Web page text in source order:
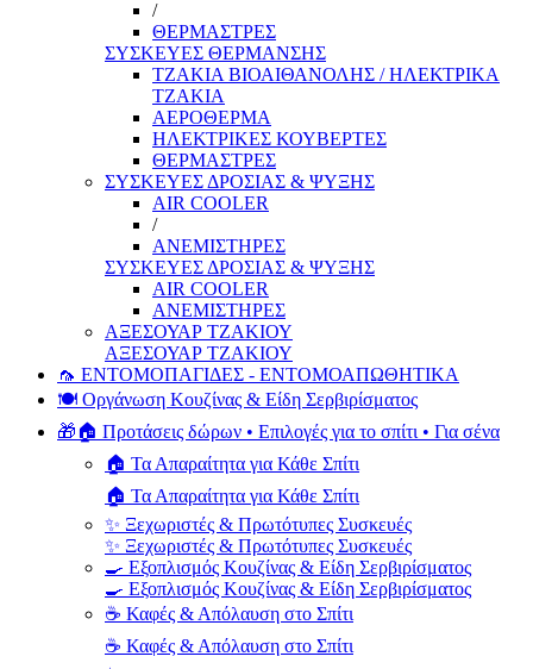
/
ΘΕΡΜΑΣΤΡΕΣ
ΣΥΣΚΕΥΕΣ ΘΕΡΜΑΝΣΗΣ
ΤΖΑΚΙΑ ΒΙΟΑΙΘΑΝΟΛΗΣ / ΗΛΕΚΤΡΙΚΑ
ΤΖΑΚΙΑ
ΑΕΡΟΘΕΡΜΑ
ΗΛΕΚΤΡΙΚΕΣ ΚΟΥΒΕΡΤΕΣ
ΘΕΡΜΑΣΤΡΕΣ
ΣΥΣΚΕΥΕΣ ΔΡΟΣΙΑΣ & ΨΥΞΗΣ
AIR COOLER
/
ΑΝΕΜΙΣΤΗΡΕΣ
ΣΥΣΚΕΥΕΣ ΔΡΟΣΙΑΣ & ΨΥΞΗΣ
AIR COOLER
ΑΝΕΜΙΣΤΗΡΕΣ
ΑΞΕΣΟΥΑΡ ΤΖΑΚΙΟΥ
ΑΞΕΣΟΥΑΡ ΤΖΑΚΙΟΥ
🦟 ΕΝΤΟΜΟΠΑΓΙΔΕΣ - ΕΝΤΟΜΟΑΠΩΘΗΤΙΚΑ
🍽️ Οργάνωση Κουζίνας & Είδη Σερβιρίσματος
🎁🏠 Προτάσεις δώρων • Επιλογές για το σπίτι • Για σένα
🏠 Τα Απαραίτητα για Κάθε Σπίτι
🏠 Τα Απαραίτητα για Κάθε Σπίτι
✨ Ξεχωριστές & Πρωτότυπες Συσκευές
✨ Ξεχωριστές & Πρωτότυπες Συσκευές
🍳 Εξοπλισμός Κουζίνας & Είδη Σερβιρίσματος
🍳 Εξοπλισμός Κουζίνας & Είδη Σερβιρίσματος
☕ Καφές & Απόλαυση στο Σπίτι
☕ Καφές & Απόλαυση στο Σπίτι